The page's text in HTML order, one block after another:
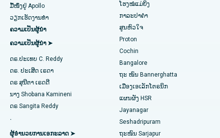
ຊອກຫາແພດຊ່ຽວຊານດ້ານລະບົບທາງເດີນ
ປັດສະວະ
ຊອກຫາແພດຜູ້ຊ່ຽວຊານດ້ານພະຍາດເບົາຫວານ
ຊອກຫາແພດຊ່ຽວຊານດ້ານພະຍາດຍິງ
ໂຮງໝໍທີ່ດີທີ່ສຸດໃນ Karapakkam, Chennai
ໂຮງໝໍທີ່ດີທີ່ສຸດໃນ Arilova, Vizag
ໂຮງໝໍທີ່ດີທີ່ສຸດໃນ Kanpur Road, Lucknow
ໂຮງໝໍທີ່ດີທີ່ສຸດໃນເຂດ 26, Noida
ໂຮງໝໍທີ່ດີທີ່ສຸດໃນ Gandhinagar, Ahmedabad
ໂຮງໝໍທີ່ດີທີ່ສຸດໃນ Aragonda, Andhra Pradesh
ໂຮງໝໍທີ່ດີທີ່ສຸດໃນຖະໜົນ Bannerghatta, Bangalore
Transcatheter Aortic Valve ປ່ຽນແທນ
ສ້ອມແປງວາວ MitraClip
ການຜ່າຕັດຫົວໃຈແບບຮຸກຮານໜ້ອຍສຸດ
catheter Ablation
ການຜ່າຕັດຟື້ນຟູ ACL
ການປ່ຽນແທນບ່າໄຫລ່
Ablation Endometrial
ມື້ໜຶ່ງຢູ່ Apollo
ວຽກເຮັດງານທໍາ
ຄວາມເປັນຜູ້ນໍາ
ຄວາມເປັນຜູ້ນໍາ ➤
ດຣ.ປະເທບ C. Reddy
ດຣ. ປະເສີດ ເຣດາ
ດຣ ສຸນີຕາ ເຣດດີ
ນາງ Shobana Kamineni
ດຣ Sangita Reddy
.
ຜູ້ອໍານວຍການເອກະລາດ ➤
ໂຮງໝໍແມ່ຍິງ
ກາລະປາຄຳ
ສູນຫົວໃຈ
Proton
Cochin
Bangalore
ຖະ ໜົນ Bannerghatta
ເມືອງເອເລັກໂຕຣນິກ
ແຜນຜັງ HSR
Jayanagar
Seshadripuram
ຖະໜົນ Sarjapur